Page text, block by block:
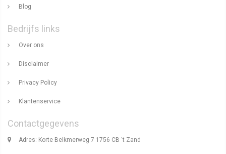
Blog
Bedrijfs links
Over ons
Disclaimer
Privacy Policy
Klantenservice
Contactgegevens
Adres: Korte Belkmerweg 7 1756 CB 't Zand